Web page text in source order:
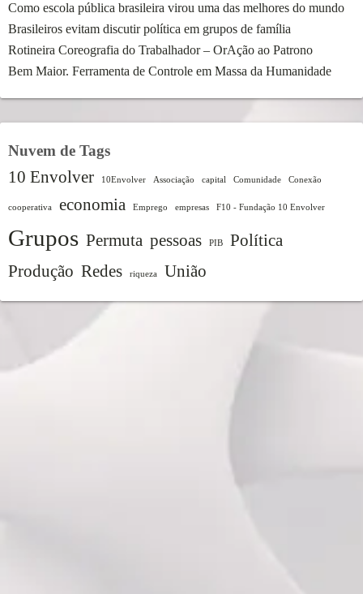
Como escola pública brasileira virou uma das melhores do mundo
Brasileiros evitam discutir política em grupos de família
Rotineira Coreografia do Trabalhador – OrAção ao Patrono
Bem Maior. Ferramenta de Controle em Massa da Humanidade
Nuvem de Tags
10 Envolver 10Envolver Associação capital Comunidade Conexão
cooperativa economia Emprego empresas F10 - Fundação 10 Envolver
Grupos Permuta pessoas PIB
Política
Produção Redes riqueza União